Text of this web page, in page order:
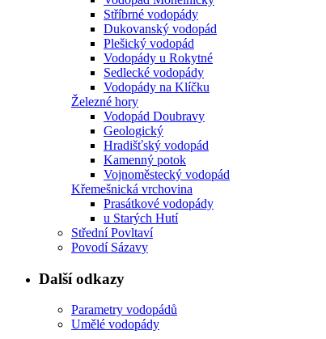
Stříbrné vodopády
Dukovanský vodopád
Plešický vodopád
Vodopády u Rokytné
Sedlecké vodopády
Vodopády na Klíčku
Železné hory
Vodopád Doubravy
Geologický
Hradišťský vodopád
Kamenný potok
Vojnoměstecký vodopád
Křemešnická vrchovina
Prasátkové vodopády
u Starých Hutí
Střední Povltaví
Povodí Sázavy
Další odkazy
Parametry vodopádů
Umělé vodopády